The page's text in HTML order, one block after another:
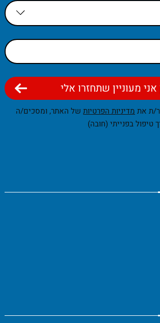
ת את מדיניות הפרטיותשל האתר, ומסכים/ה
בפנייתי (חובה)